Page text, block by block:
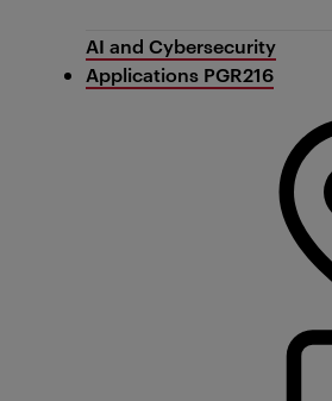
AI and Cybersecurity
Applications PGR216